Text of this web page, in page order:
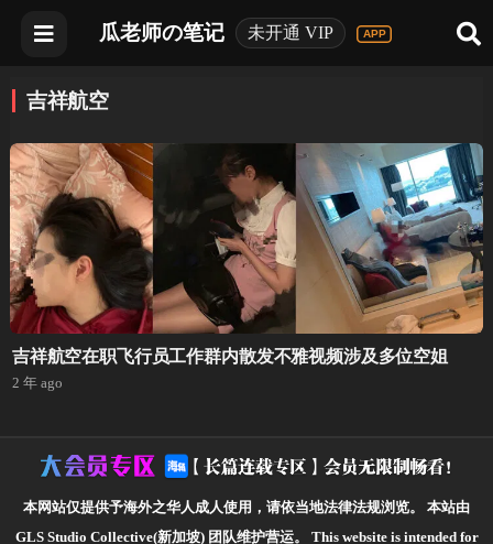
瓜老师の笔记 未开通 VIP
吉祥航空
吉祥航空在职飞行员工作群内散发不雅视频涉及多位空姐
2 年 ago
本网站仅提供予海外之华人成人使用，请依当地法律法规浏览。
本站由
GLS Studio Collective(新加坡) 团队维护营运。
This website is intended for